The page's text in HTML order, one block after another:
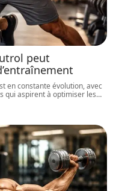
peut
en constante évolution, avec
qui aspirent à optimiser les…